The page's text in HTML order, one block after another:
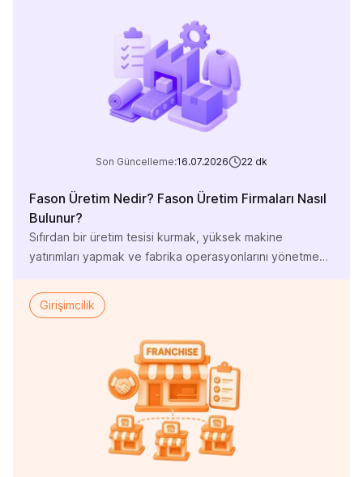
gizli donanım/yazılım aidatları gibi konuları görmezden
geldiği için kâr marjlarında ciddi kayıplar
yaşayabilmektedir. Bu […]
Son Güncelleme:16.07.2026 22 dk
Fason Üretim Nedir? Fason Üretim Firmaları Nasıl
Bulunur?
Sıfırdan bir üretim tesisi kurmak, yüksek makine
yatırımları yapmak ve fabrika operasyonlarını yönetmek,
büyük bir operasyonel risk barındırır. Hammadde tedarik
krizleri, yüksek iş gücü maliyetleri ve üretim bandı
zorluklar arasında yer alır. Bu nedenle birçok işletme,
üretim sürecini bu […]
Girişimcilik